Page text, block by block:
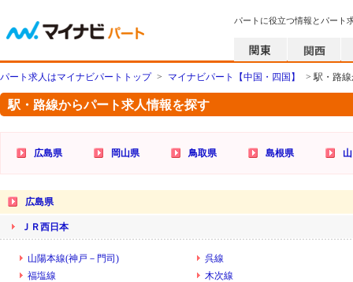
パートに役立つ情報とパート
パート求人はマイナビパートトップ > マイナビパート【中国・四国】 > 駅・路
駅・路線からパート求人情報を探す
広島県 岡山県 鳥取県 島根県
広島県
ＪＲ西日本
山陽本線(神戸－門司)
呉線
福塩線
木次線